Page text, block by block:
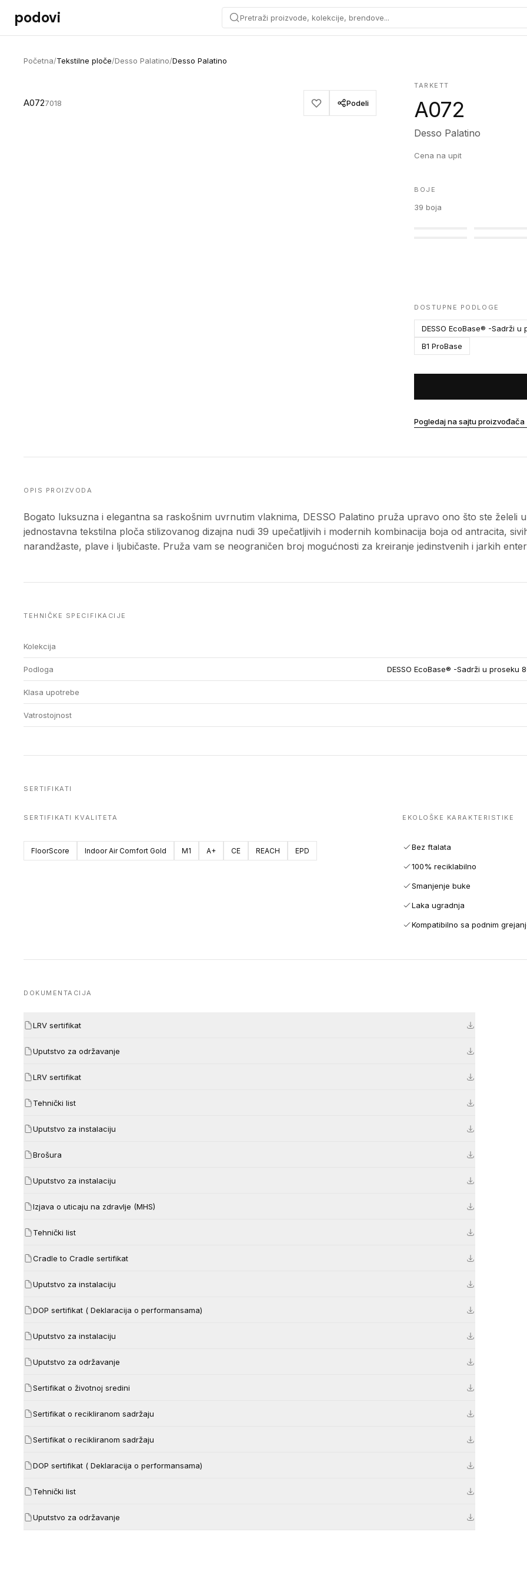
Preskoči na sadržaj
podovi Pretraži proizvode, kolekcije, brendove...
Početna/Tekstilne ploče/Desso Palatino/Desso Palatino
A0727018 Podeli
TARKETT
A072
Desso Palatino
Cena na upit
BOJE
39 boja
DOSTUPNE PODLOGE
DESSO EcoBase® -Sadrži
B1 ProBase
Pogledaj na sajtu proizvođača
OPIS PROIZVODA
Bogato luksuzna i elegantna sa raskošnim uvrnutim vlaknima, DESSO Palatino pruža upravo ono što ste želeli
jednostavna tekstilna ploča stilizovanog dizajna nudi 39 upečatljivih i modernih kombinacija boja od antracita,
narandžaste, plave i ljubičaste. Pruža vam se neograničen broj mogućnosti za kreiranje jedinstvenih i jarkih
TEHNIČKE SPECIFIKACIJE
Kolekcija
Podloga DESSO EcoBase® -Sadrži u proseku
Klasa upotrebe
Vatrostojnost
SERTIFIKATI
SERTIFIKATI KVALITETA
FloorScore Indoor Air Comfort Gold M1 A+ CE REACH EPD
EKOLOŠKE KARAKTERISTIKE
Bez ftalata
100% reciklabilno
Smanjenje buke
Laka ugradnja
Kompatibilno sa podnim
DOKUMENTACIJA
LRV sertifikat
Uputstvo za održavanje
LRV sertifikat
Tehnički list
Uputstvo za instalaciju
Brošura
Uputstvo za instalaciju
Izjava o uticaju na zdravlje (MHS)
Tehnički list
Cradle to Cradle sertifikat
Uputstvo za instalaciju
DOP sertifikat ( Deklaracija o performansama)
Uputstvo za instalaciju
Uputstvo za održavanje
Sertifikat o životnoj sredini
Sertifikat o recikliranom sadržaju
Sertifikat o recikliranom sadržaju
DOP sertifikat ( Deklaracija o performansama)
Tehnički list
Uputstvo za održavanje